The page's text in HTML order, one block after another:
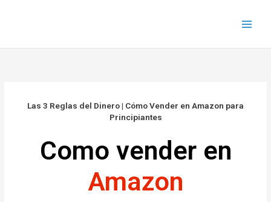
Las 3 Reglas del Dinero | Cómo Vender en Amazon para
Principiantes
Como vender en
Amazon